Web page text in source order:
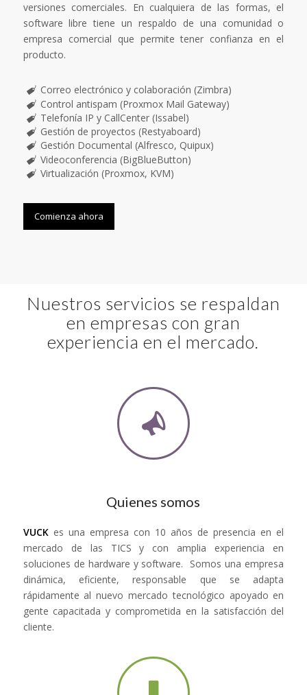
versiones comerciales. En cualquiera de las formas, el
software libre tiene un respaldo de una comunidad o
empresa comercial que permite tener confianza en el
producto.
Correo electrónico y colaboración (Zimbra)
Control antispam (Proxmox Mail Gateway)
Telefonía IP y CallCenter (Issabel)
Gestión de proyectos (Restyaboard)
Gestión Documental (Alfresco, Quipux)
Videoconferencia (BigBlueButton)
Virtualización (Proxmox, KVM)
Comienza ahora
Nuestros servicios se respaldan
en empresas con gran
experiencia en el mercado.
Quienes somos
VUCKes una empresa con 10 años de presencia en el
mercado de las TICS y con amplia experiencia en
soluciones de hardware y software. Somos una empresa
dinámica, eficiente, responsable que se adapta
rápidamente al nuevo mercado tecnológico apoyado en
gente capacitada y comprometida en la satisfacción del
cliente.